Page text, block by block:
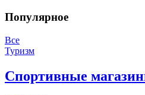
Популярное
Все
Туризм
Спортивные